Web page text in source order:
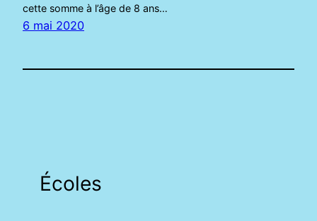
cette somme à l’âge de 8 ans…
6 mai 2020
Écoles